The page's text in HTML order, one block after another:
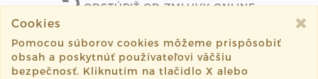
ODSTÚPIŤ OD ZMLUVY ONLINE
©2026 candler.sk všetky práva vyhradené.
Cookies
Pomocou súborov cookies môžeme prispôsobiť
obsah a poskytnúť používateľovi väčšiu
bezpečnosť. Kliknutím na tlačidlo X alebo